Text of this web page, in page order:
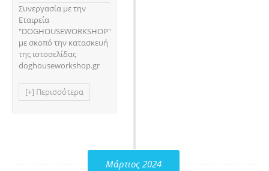
Συνεργασία με την
Εταιρεία
"DOGHOUSEWORKSHOP"
με σκοπό την κατασκευή
της ιστοσελίδας
doghouseworkshop.gr
[+] Περισσότερα
Μάρτιος 2024